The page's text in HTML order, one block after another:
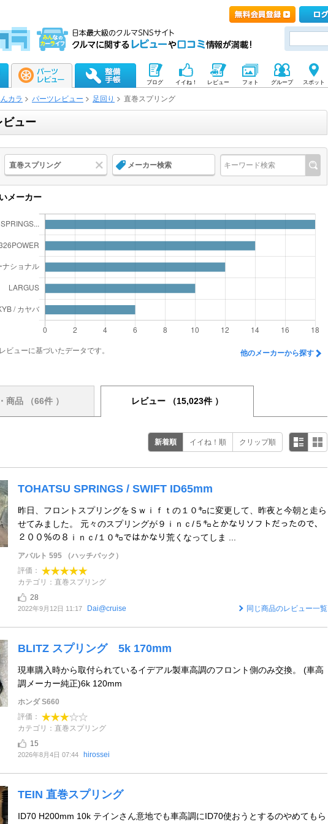
ブログ イイね！ レビュー フォト グループ スポット
カラ パーツレビュー 足回り 直巻スプリング
ビュー
直巻スプリング メーカー検索
メーカー
ビューに基づいたデータです。 他のメーカーから探す
商品 （66件 ） レビュー （15,023件 ）
新着順 イイね！順 クリップ順
TOHATSU SPRINGS / SWIFT ID65mm
昨日、フロントスプリングをＳｗｉｆｔの１０㌔に変更して、昨夜と今朝と走ら
せてみました。 元々のスプリングが９ｉｎｃ/５㌔とかなりソフトだったので、
２００％の８ｉｎｃ/１０㌔ではかなり荒くなってしま ...
アバルト 595 （ハッチバック）
評価：
カテゴリ：直巻スプリング
28
2022年9月12日 11:17 Dai@cruise 同じ商品のレビュー一覧
BLITZ スプリング 5k 170mm
現車購入時から取付られているイデアル製車高調のフロント側のみ交換。 (車高
調メーカー純正)6k 120mm
ホンダ S660
評価：
カテゴリ：直巻スプリング
15
2026年8月4日 07:44 hirossei
TEIN 直巻スプリング
ID70 H200mm 10k テインさん意地でも車高調にID70使おうとするのやめてもら